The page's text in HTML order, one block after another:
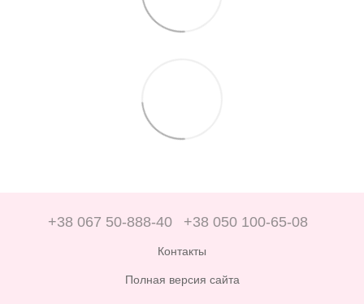
+38 067 50-888-40 +38 050 100-65-08
Контакты
Полная версия сайта